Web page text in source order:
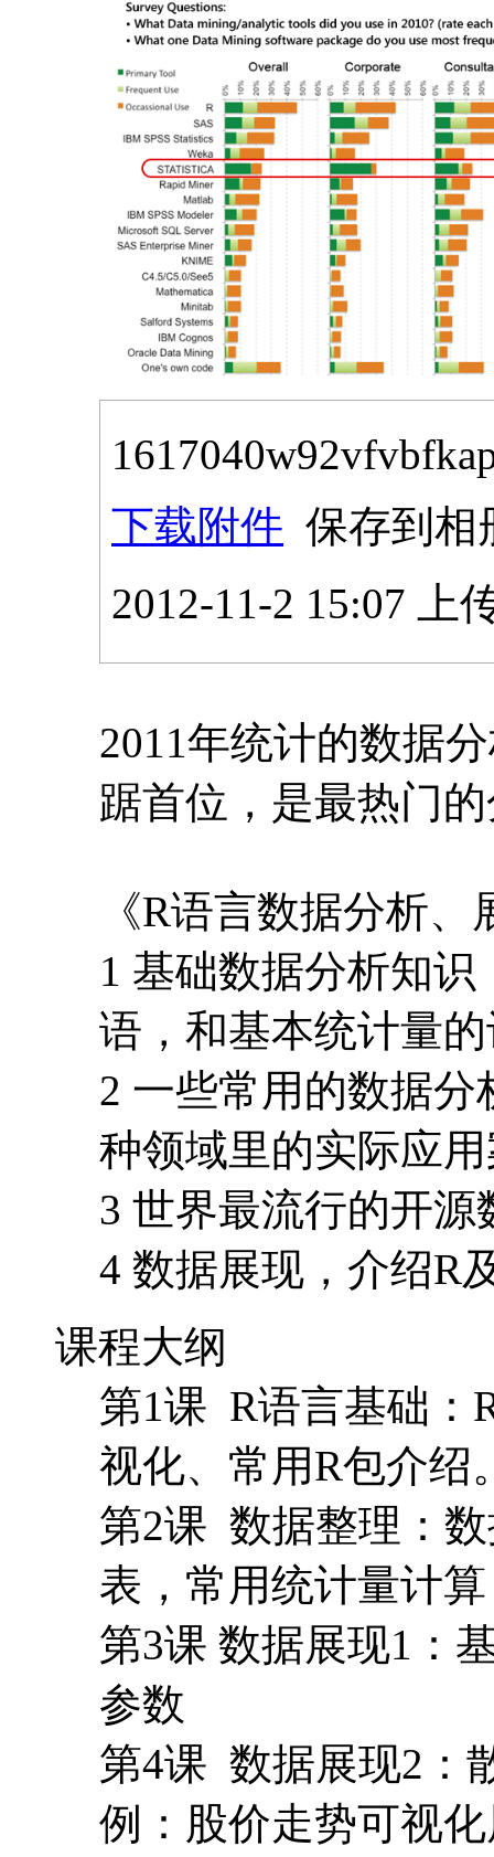
下载附件 保存到相
2012-11-2 15:07 上
2011年统计的数据
踞首位，是最热门
《R语言数据分析
1 基础数据分析知
语，和基本统计量
2 一些常用的数据
种领域里的实际应
3 世界最流行的开
4 数据展现，介绍R
课程大纲
第1课 R语言基础：
视化、常用R包介绍
第2课 数据整理：
表，常用统计量计算
第3课 数据展现1：
参数
第4课 数据展现2：
例：股价走势可视